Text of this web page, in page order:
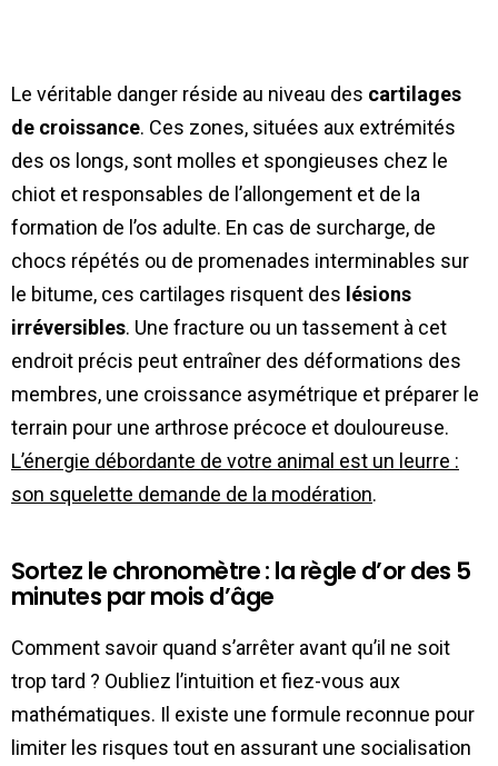
Le véritable danger réside au niveau des cartilages
de croissance. Ces zones, situées aux extrémités
des os longs, sont molles et spongieuses chez le
chiot et responsables de l’allongement et de la
formation de l’os adulte. En cas de surcharge, de
chocs répétés ou de promenades interminables sur
le bitume, ces cartilages risquent des lésions
irréversibles. Une fracture ou un tassement à cet
endroit précis peut entraîner des déformations des
membres, une croissance asymétrique et préparer le
terrain pour une arthrose précoce et douloureuse.
L’énergie débordante de votre animal est un leurre :
son squelette demande de la modération.
Sortez le chronomètre : la règle d’or des 5
minutes par mois d’âge
Comment savoir quand s’arrêter avant qu’il ne soit
trop tard ? Oubliez l’intuition et fiez-vous aux
mathématiques. Il existe une formule reconnue pour
limiter les risques tout en assurant une socialisation